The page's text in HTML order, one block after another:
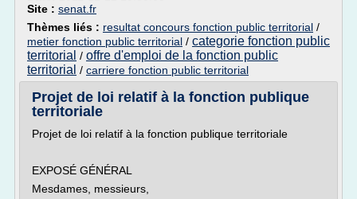
Site : senat.fr
Thèmes liés : resultat concours fonction public territorial /
metier fonction public territorial / categorie fonction public
territorial / offre d'emploi de la fonction public
territorial / carriere fonction public territorial
Projet de loi relatif à la fonction publique
territoriale
Projet de loi relatif à la fonction publique territoriale
EXPOSÉ GÉNÉRAL
Mesdames, messieurs,